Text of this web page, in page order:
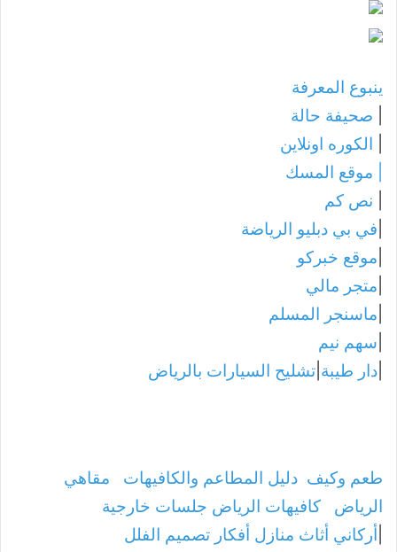
ينبوع المعرفة
صحيفة حالة
الكوره اونلاين
موقع المسك
نص كم
في بي دبليو الرياضة
موقع خبركو
متجر مالي
ماسنجر المسلم
سهم نيم
دار طيبة تشليح السيارات بالرياض
طعم وكيف دليل المطاعم والكافيهات
مقاهي
الرياض
كافيهات الرياض جلسات خارجية
أركاني أثاث منازل أفكار تصميم الفلل